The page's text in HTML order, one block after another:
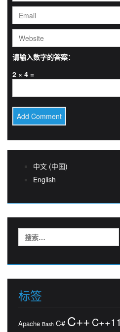
请输入数字的答案：
2 × 4 =
中文 (中国)
English
索：
标签
Apache Bash C# C++ C++11